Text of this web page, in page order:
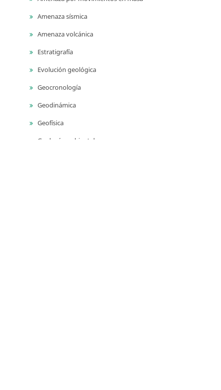
Amenaza sísmica
Amenaza volcánica
Estratigrafía
Evolución geológica
Geocronología
Geodinámica
Geofísica
Geología ambiental